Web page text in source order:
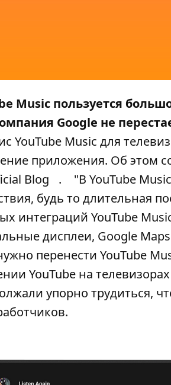
Music пользуется
Google не
YouTube Music для
приложения. Об этом
Blog .
"В YouTube
будь то длительная
интеграций YouTube
дисплеи, Google
перенести YouTube
YouTube на
упорно трудиться,